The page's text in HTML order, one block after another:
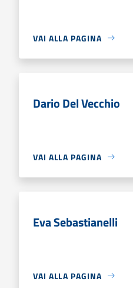
VAI ALLA PAGINA
Dario Del Vecchio
VAI ALLA PAGINA
Eva Sebastianelli
VAI ALLA PAGINA